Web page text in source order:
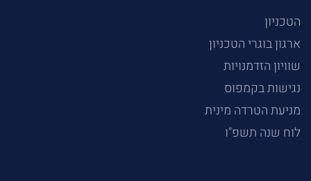
הטכניון
ארגון בוגרי הטכניון
שוויון הזדמנויות
נגישות בקמפוס
מניעת הטרדה מינית
לוח שנה תשפ"ו